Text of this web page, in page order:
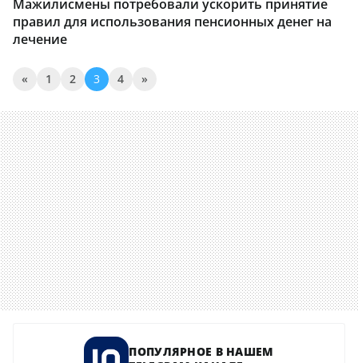
Мажилисмены потребовали ускорить принятие
правил для использования пенсионных денег на
лечение
« 1 2 3 4 »